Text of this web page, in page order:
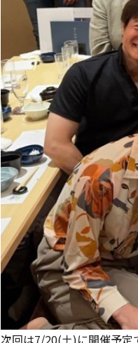
次回は7/20(土)に開催予定